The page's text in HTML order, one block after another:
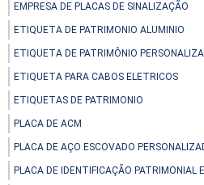
EMPRESA DE PLACAS DE SINALIZAÇÃO
ETIQUETA DE PATRIMONIO ALUMINIO
ETIQUETA DE PATRIMÔNIO
ETIQUETA PARA CABOS ELETRICOS
ETIQUETAS DE PATRIMONIO
PLACA DE ACM
PLACA DE AÇO ESCOVADO
PLACA DE IDENTIFICAÇÃO PATRIMONIAL